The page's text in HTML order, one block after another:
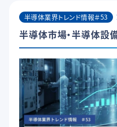
半導体業界トレンド情報＃53
半導体市場・半導体設